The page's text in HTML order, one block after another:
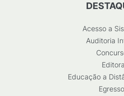
Acesso a
Auditoria
Editora
Educação a